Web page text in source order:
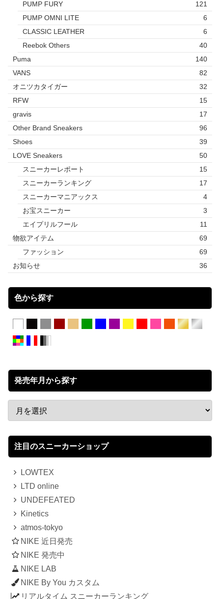
PUMP FURY
121
PUMP OMNI LITE
6
CLASSIC LEATHER
6
Reebok Others
40
Puma
140
VANS
82
オニツカタイガー
32
RFW
15
gravis
17
Other Brand Sneakers
96
Shoes
39
LOVE Sneakers
50
スニーカーレポート
15
スニーカーランキング
17
スニーカーマニアックス
4
お宝スニーカー
3
エイプリルフール
11
物欲アイテム
69
ファッション
69
お知らせ
36
色から探す
発売年月から探す
注目のスニーカーショップ
LOWTEX
LTD online
UNDEFEATED
Kinetics
atmos-tokyo
NIKE 近日発売
NIKE 発売中
NIKE LAB
NIKE By You カスタム
リアルタイム スニーカーランキング